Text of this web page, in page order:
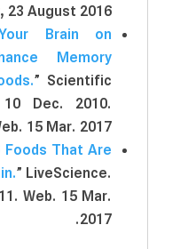
23 August 2016.
Brain on
Memory
” Scientific
Dec. 2010.
15 Mar. 2017.
Foods That Are
” LiveScience.
Web. 15 Mar.
2017.